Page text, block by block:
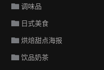
调味品
日式美食
烘焙甜点海报
饮品奶茶